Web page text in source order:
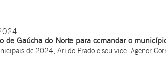
de Gaúcha do Norte para comandar o
de 2024, Ari do Prado e seu vice, Agenor